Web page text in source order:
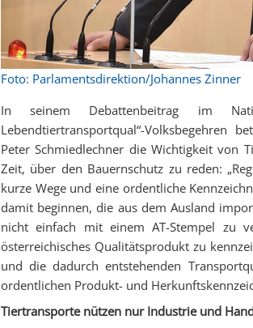
Foto: Parlamentsdirektion/Johannes Zinner
In seinem Debattenbeitrag im
Lebendtiertransportqual“-Volksbegehren
Peter Schmiedlechner die Wichtigkeit von
Zeit, über den Bauernschutz zu reden:
kurze Wege und eine ordentliche
damit beginnen, die aus dem Ausland
nicht einfach mit einem AT-Stempel zu
österreichisches Qualitätsprodukt zu
und die dadurch entstehenden
ordentlichen Produkt- und
Tiertransporte nützen nur Industrie und